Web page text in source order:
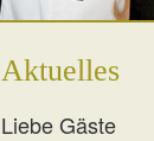
Aktuelles
Liebe Gäste